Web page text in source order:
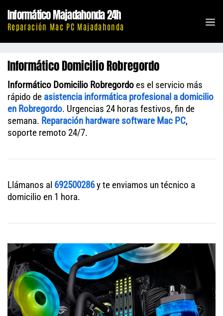
contenido
Informático Majadahonda 24h
Reparación Mac PC Majadahonda
Informático Domicilio Robregordo
Informático Domicilio Robregordo es el servicio más
rápido de asistencia informática profesional a domicilio
en Robregordo. Urgencias 24 horas festivos, fin de
semana. Reparación hardware software Mac PC,
soporte remoto 24/7.
Llámanos al 692500286y te enviamos un técnico a
domicilio en 1 hora.